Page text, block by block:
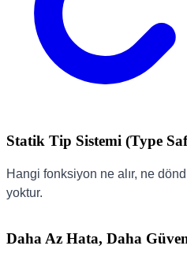
Statik Tip Sistemi (Type
Hangi fonksiyon ne alır, ne
yoktur.
Daha Az Hata, Daha